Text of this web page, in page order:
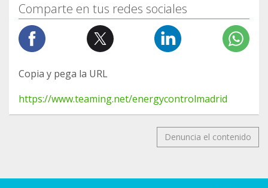
Comparte en tus redes sociales
Copia y pega la URL
https://www.teaming.net/energycontrolmadrid
Denuncia el contenido